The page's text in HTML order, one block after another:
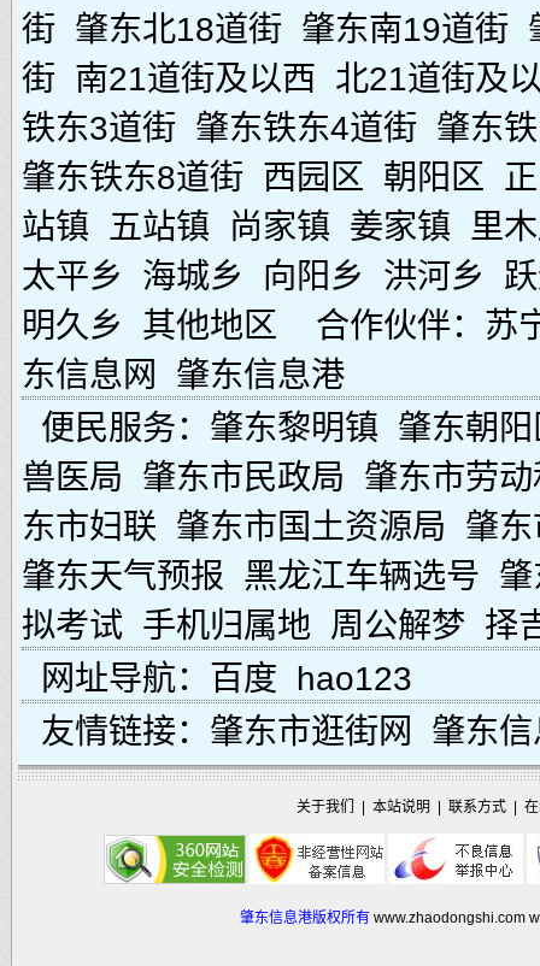
街 肇东北18道街 肇东南19道街
街 南21道街及以西 北21道街及
铁东3道街 肇东铁东4道街 肇东
肇东铁东8道街 西园区 朝阳区
站镇
五站镇 尚家镇 姜家镇
里
太平乡
海城乡 向阳乡 洪河乡
明久乡
其他地区 合作伙伴： 苏
东信息网
肇东信息港
便民服务： 肇东黎明镇 肇东朝
兽医局 肇东市民政局 肇东市劳
东市妇联 肇东市国土资源局 肇
肇东天气预报 黑龙江车辆选号
拟考试 手机归属地 周公解梦 择
网址导航： 百度 hao123
友情链接： 肇东市逛街网 肇东
关于我们 本站说明 联系方式|
肇东信息港版权所有 www.zhaodongshi.com